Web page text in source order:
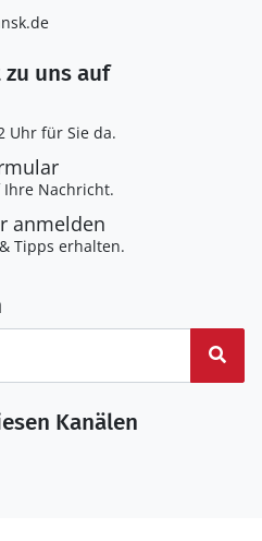
uns auf
Uhr für Sie da.
Nachricht.
anmelden
Tipps erhalten.
Kanälen